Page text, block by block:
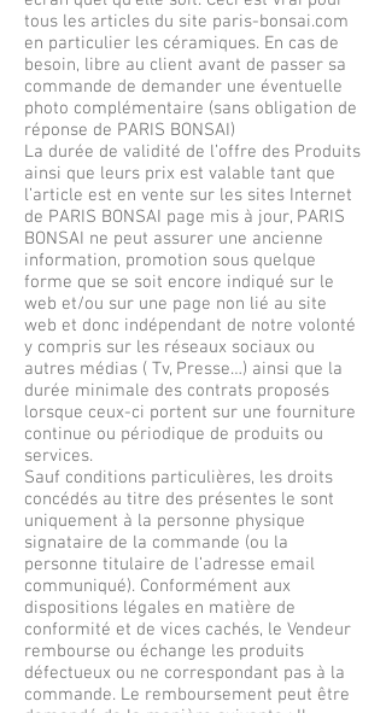
tous les articles du site paris-bonsai.com
en particulier les céramiques. En cas de
besoin, libre au client avant de passer sa
commande de demander une éventuelle
photo complémentaire (sans obligation de
réponse de PARIS BONSAI)
La durée de validité de l’offre des Produits
ainsi que leurs prix est valable tant que
l’article est en vente sur les sites Internet
de PARIS BONSAI page mis à jour, PARIS
BONSAI ne peut assurer une ancienne
information, promotion sous quelque
forme que se soit encore indiqué sur le
web et/ou sur une page non lié au site
web et donc indépendant de notre volonté
y compris sur les réseaux sociaux ou
autres médias ( Tv, Presse…) ainsi que la
durée minimale des contrats proposés
lorsque ceux-ci portent sur une fourniture
continue ou périodique de produits ou
services.
Sauf conditions particulières, les droits
concédés au titre des présentes le sont
uniquement à la personne physique
signataire de la commande (ou la
personne titulaire de l’adresse email
communiqué). Conformément aux
dispositions légales en matière de
conformité et de vices cachés, le Vendeur
rembourse ou échange les produits
défectueux ou ne correspondant pas à la
commande. Le remboursement peut être